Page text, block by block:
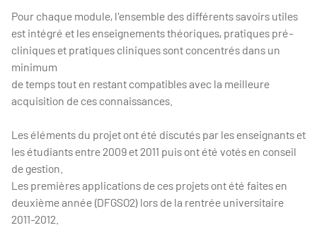
Pour chaque module, l'ensemble des différents savoirs utiles
est intégré et les enseignements théoriques, pratiques pré-
cliniques et pratiques cliniques sont concentrés dans un
minimum
de temps tout en restant compatibles avec la meilleure
acquisition de ces connaissances.
Les éléments du projet ont été discutés par les enseignants et
les étudiants entre 2009 et 2011 puis ont été votés en conseil
de gestion.
Les premières applications de ces projets ont été faites en
deuxième année (DFGSO2) lors de la rentrée universitaire
2011-2012.